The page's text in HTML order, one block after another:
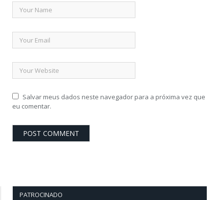
Salvar meus dados neste navegador para a próxima vez que
eu comentar.
PATROCINADO